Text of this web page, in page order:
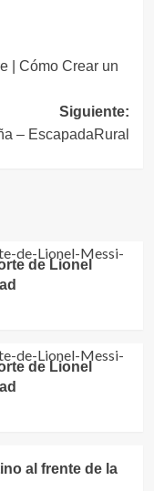
| Cómo Crear un
Siguiente:
– EscapadaRural
de Lionel
de Lionel
al frente de la